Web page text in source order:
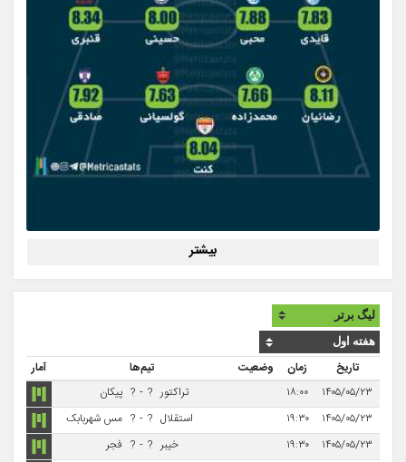
بیشتر
تاریخ زمان وضعیت تیم‌ها
آمار
۱۴۰۵/۰۵/۲۳
۱۸:۰۰ تراکتور ?
-
? پیکان
۱۴۰۵/۰۵/۲۳
۱۹:۳۰ استقلال ?
-
? مس شهربابک
۱۴۰۵/۰۵/۲۳
۱۹:۳۰ خیبر ?
-
? فجر